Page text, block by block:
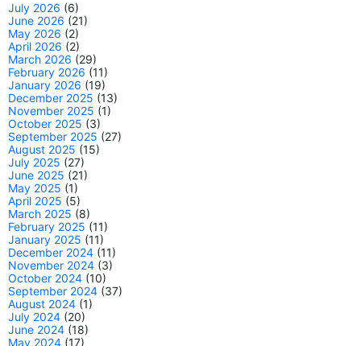
July 2026 (6)
June 2026 (21)
May 2026 (2)
April 2026 (2)
March 2026 (29)
February 2026 (11)
January 2026 (19)
December 2025 (13)
November 2025 (1)
October 2025 (3)
September 2025 (27)
August 2025 (15)
July 2025 (27)
June 2025 (21)
May 2025 (1)
April 2025 (5)
March 2025 (8)
February 2025 (11)
January 2025 (11)
December 2024 (11)
November 2024 (3)
October 2024 (10)
September 2024 (37)
August 2024 (1)
July 2024 (20)
June 2024 (18)
May 2024 (17)